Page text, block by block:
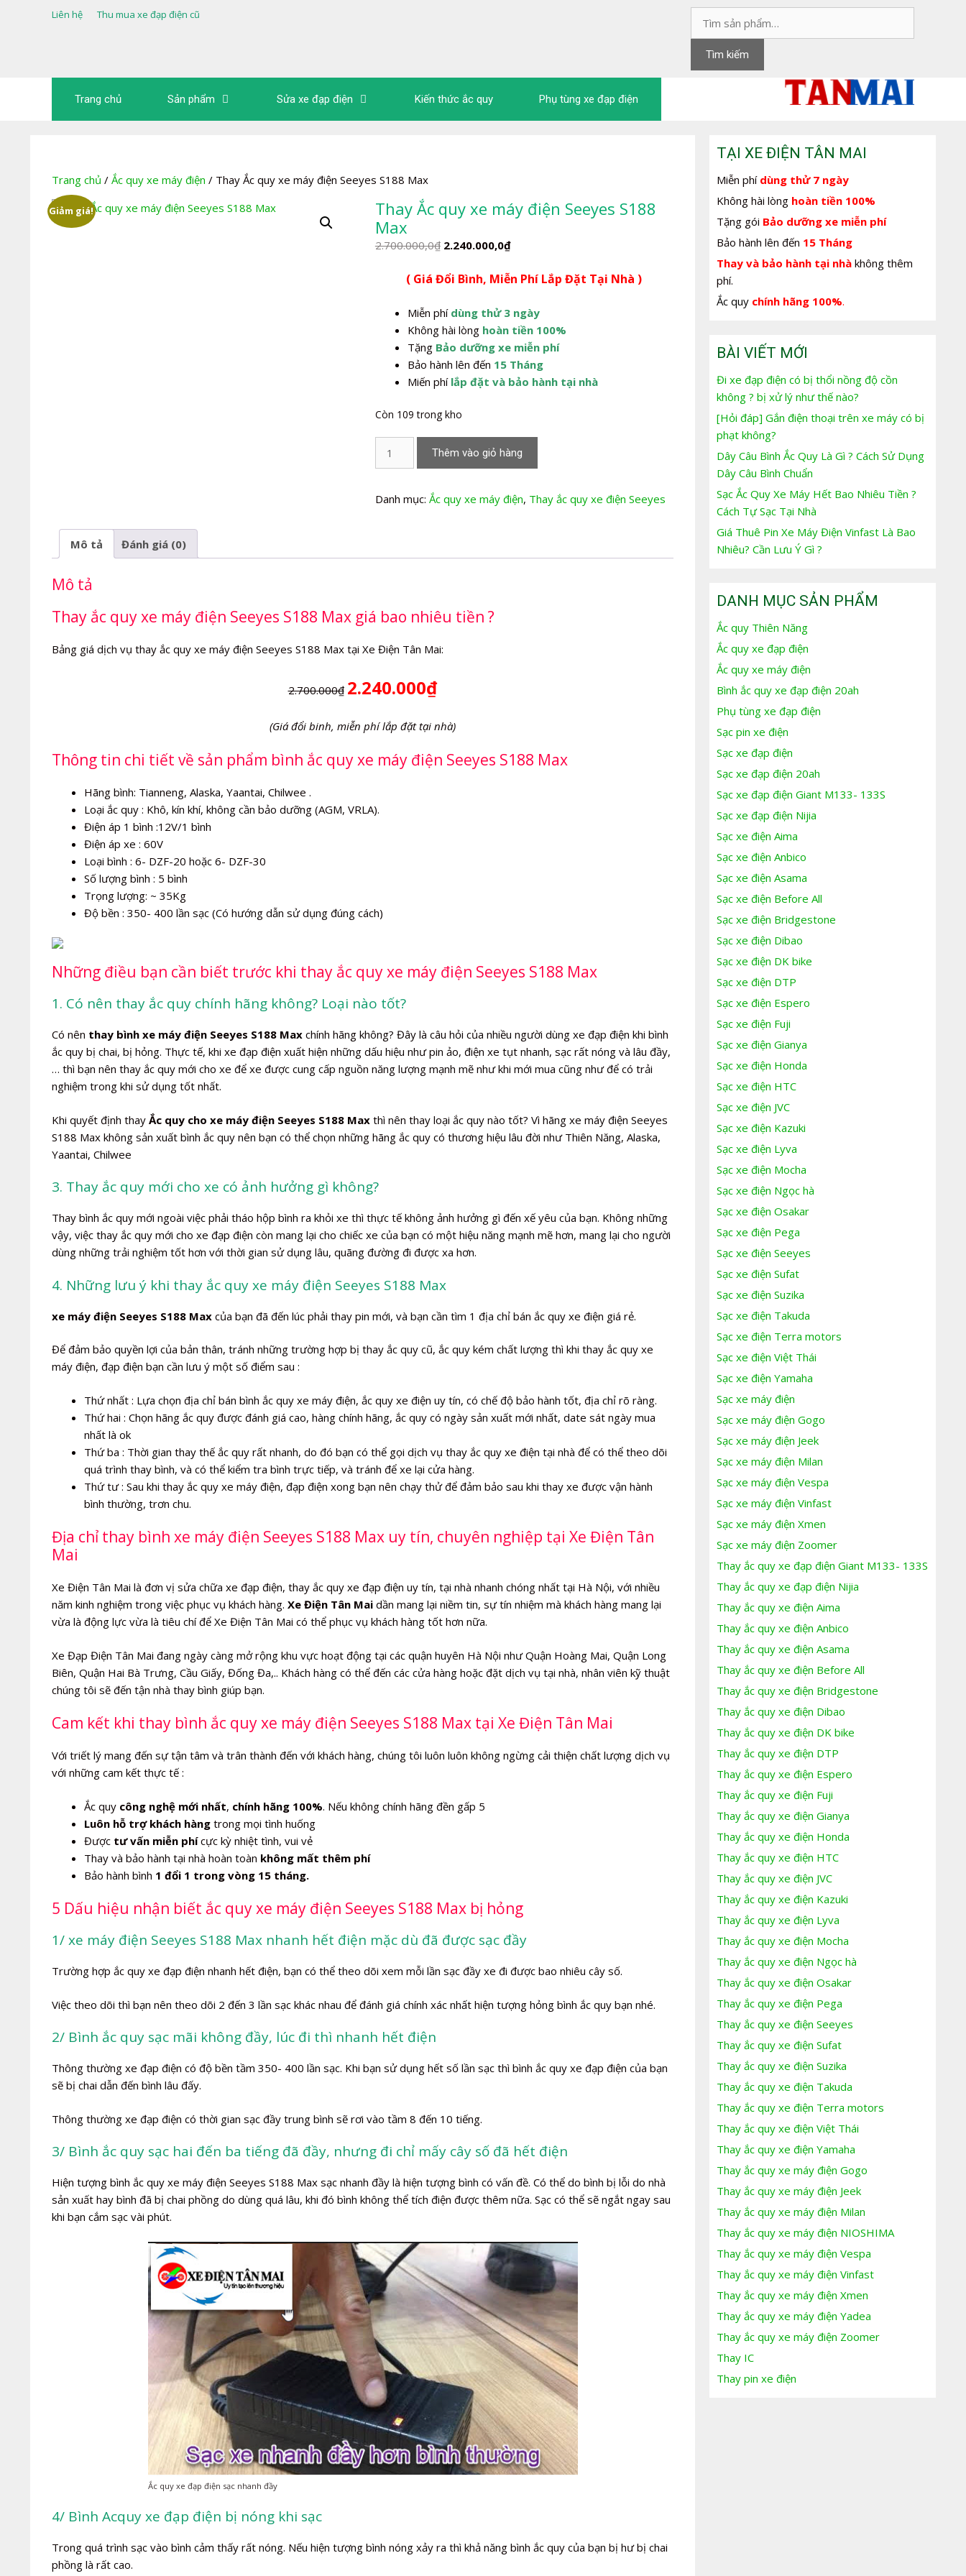
Liên hệ Thu mua xe đạp điện cũ
kiếm:
Tìm kiếm
Trang chủ Sản phẩm Sửa xe đạp điện Kiến thức ắc quy Phụ tùng xe đạp điện
Trang chủ / Ắc quy xe máy điện / Thay Ắc quy xe máy điện Seeyes S188 Max
Giảm giá!
Thay Ắc quy xe máy điện Seeyes S188
Max
2.700.000,0₫ Giá
là:
2.240.000,0₫Giá
tại
2.240.000,0₫.
( Giá Đổi Bình, Miễn Phí Lắp Đặt Tại Nhà )
Miễn phí dùng thử 3 ngày
Không hài lòng hoàn tiền 100%
Tặng Bảo dưỡng xe miễn phí
Bảo hành lên đến 15 Tháng
Miến phí lắp đặt và bảo hành tại nhà
Còn 109 trong kho
xe
lượng
Thêm vào giỏ hàng
Danh mục: Ắc quy xe máy điện, Thay ắc quy xe điện Seeyes
Mô tả Đánh giá (0)
Mô tả
Thay ắc quy xe máy điện Seeyes S188 Max giá bao nhiêu tiền ?
Bảng giá dịch vụ thay ắc quy xe máy điện Seeyes S188 Max tại Xe Điện Tân Mai:
2.700.000₫ 2.240.000₫
(Giá đổi binh, miễn phí lắp đặt tại nhà)
Thông tin chi tiết về sản phẩm bình ắc quy xe máy điện Seeyes S188 Max
Hãng bình: Tianneng, Alaska, Yaantai, Chilwee .
Loại ắc quy : Khô, kín khí, không cần bảo dưỡng (AGM, VRLA).
Điện áp 1 bình :12V/1 bình
Điện áp xe : 60V
Loại bình : 6- DZF-20 hoặc 6- DZF-30
Số lượng bình : 5 bình
Trọng lượng: ~ 35Kg
Độ bền : 350- 400 lần sạc (Có hướng dẫn sử dụng đúng cách)
Những điều bạn cần biết trước khi thay ắc quy xe máy điện Seeyes S188 Max
1. Có nên thay ắc quy chính hãng không? Loại nào tốt?
Có nên thay bình xe máy điện Seeyes S188 Max chính hãng không? Đây là câu hỏi của nhiều người dùng xe đạp điện khi bình
ắc quy bị chai, bị hỏng. Thực tế, khi xe đạp điện xuất hiện những dấu hiệu như pin ảo, điện xe tụt nhanh, sạc rất nóng và lâu đầy,
… thì bạn nên thay ắc quy mới cho xe để xe được cung cấp nguồn năng lượng mạnh mẽ như khi mới mua cũng như để có trải
nghiệm trong khi sử dụng tốt nhất.
Khi quyết định thay Ắc quy cho xe máy điện Seeyes S188 Max thì nên thay loại ắc quy nào tốt? Vì hãng xe máy điện Seeyes
S188 Max không sản xuất bình ắc quy nên bạn có thể chọn những hãng ắc quy có thương hiệu lâu đời như Thiên Năng, Alaska,
Yaantai, Chilwee
3. Thay ắc quy mới cho xe có ảnh hưởng gì không?
Thay bình ắc quy mới ngoài việc phải tháo hộp bình ra khỏi xe thì thực tế không ảnh hưởng gì đến xế yêu của bạn. Không những
vậy, việc thay ắc quy mới cho xe đạp điện còn mang lại cho chiếc xe của bạn có một hiệu năng mạnh mẽ hơn, mang lại cho người
dùng những trải nghiệm tốt hơn với thời gian sử dụng lâu, quãng đường đi được xa hơn.
4. Những lưu ý khi thay ắc quy xe máy điện Seeyes S188 Max
xe máy điện Seeyes S188 Max của bạn đã đến lúc phải thay pin mới, và bạn cần tìm 1 địa chỉ bán ắc quy xe điện giá rẻ.
Để đảm bảo quyền lợi của bản thân, tránh những trường hợp bị thay ắc quy cũ, ắc quy kém chất lượng thì khi thay ắc quy xe
máy điện, đạp điện bạn cần lưu ý một số điểm sau :
Thứ nhất : Lựa chọn địa chỉ bán bình ắc quy xe máy điện, ắc quy xe điện uy tín, có chế độ bảo hành tốt, địa chỉ rõ ràng.
Thứ hai : Chọn hãng ắc quy được đánh giá cao, hàng chính hãng, ắc quy có ngày sản xuất mới nhất, date sát ngày mua
nhất là ok
Thứ ba : Thời gian thay thế ắc quy rất nhanh, do đó bạn có thể gọi dịch vụ thay ắc quy xe điện tại nhà để có thể theo dõi
quá trình thay bình, và có thể kiểm tra bình trực tiếp, và tránh để xe lại cửa hàng.
Thứ tư : Sau khi thay ắc quy xe máy điện, đạp điện xong bạn nên chạy thử để đảm bảo sau khi thay xe được vận hành
bình thường, trơn chu.
Địa chỉ thay bình xe máy điện Seeyes S188 Max uy tín, chuyên nghiệp tại Xe Điện Tân
Mai
Xe Điện Tân Mai là đơn vị sửa chữa xe đạp điện, thay ắc quy xe đạp điện uy tín, tại nhà nhanh chóng nhất tại Hà Nội, với nhiều
năm kinh nghiệm trong việc phục vụ khách hàng. Xe Điện Tân Mai dần mang lại niềm tin, sự tín nhiệm mà khách hàng mang lại
vừa là động lực vừa là tiêu chí để Xe Điện Tân Mai có thể phục vụ khách hàng tốt hơn nữa.
Xe Đạp Điện Tân Mai đang ngày càng mở rộng khu vực hoạt động tại các quận huyên Hà Nội như Quận Hoàng Mai, Quận Long
Biên, Quận Hai Bà Trưng, Cầu Giấy, Đống Đa,.. Khách hàng có thể đến các cửa hàng hoặc đặt dịch vụ tại nhà, nhân viên kỹ thuật
chúng tôi sẽ đến tận nhà thay bình giúp bạn.
Cam kết khi thay bình ắc quy xe máy điện Seeyes S188 Max tại Xe Điện Tân Mai
Với triết lý mang đến sự tận tâm và trân thành đến với khách hàng, chúng tôi luôn luôn không ngừng cải thiện chất lượng dịch vụ
với những cam kết thực tế :
Ắc quy công nghệ mới nhất, chính hãng 100%. Nếu không chính hãng đền gấp 5
Luôn hỗ trợ khách hàng trong mọi tình huống
Được tư vấn miễn phícực kỳ nhiệt tình, vui vẻ
Thay và bảo hành tại nhà hoàn toàn không mất thêm phí
Bảo hành bình 1 đổi 1 trong vòng 15 tháng.
5 Dấu hiệu nhận biết ắc quy xe máy điện Seeyes S188 Max bị hỏng
1/ xe máy điện Seeyes S188 Max nhanh hết điện mặc dù đã được sạc đầy
Trường hợp ắc quy xe đạp điện nhanh hết điện, bạn có thể theo dõi xem mỗi lần sạc đầy xe đi được bao nhiêu cây số.
Việc theo dõi thì bạn nên theo dõi 2 đến 3 lần sạc khác nhau để đánh giá chính xác nhất hiện tượng hỏng bình ắc quy bạn nhé.
2/ Bình ắc quy sạc mãi không đầy, lúc đi thì nhanh hết điện
Thông thường xe đạp điện có độ bền tầm 350- 400 lần sạc. Khi bạn sử dụng hết số lần sạc thì bình ắc quy xe đạp điện của bạn
sẽ bị chai dẫn đến bình lâu đấy.
Thông thường xe đạp điện có thời gian sạc đầy trung bình sẽ rơi vào tầm 8 đến 10 tiếng.
3/ Bình ắc quy sạc hai đến ba tiếng đã đầy, nhưng đi chỉ mấy cây số đã hết điện
Hiện tượng bình ắc quy xe máy điện Seeyes S188 Max sạc nhanh đầy là hiện tượng bình có vấn đề. Có thể do bình bị lỗi do nhà
sản xuất hay bình đã bị chai phồng do dùng quá lâu, khi đó bình không thể tích điện được thêm nữa. Sạc có thể sẽ ngắt ngay sau
khi bạn cắm sạc vài phút.
Ắc quy xe đạp điện sạc nhanh đầy
4/ Bình Acquy xe đạp điện bị nóng khi sạc
Trong quá trình sạc vào bình cảm thấy rất nóng. Nếu hiện tượng bình nóng xảy ra thì khả năng bình ắc quy của bạn bị hư bị chai
phồng là rất cao.
TẠI XE ĐIỆN TÂN MAI
Miễn phí dùng thử 7 ngày
Không hài lòng hoàn tiền 100%
Tặng gói Bảo dưỡng xe miễn phí
Bảo hành lên đến 15 Tháng
Thay và bảo hành tại nhà không thêm
phí.
Ắc quy chính hãng 100%.
BÀI VIẾT MỚI
Đi xe đạp điện có bị thổi nồng độ cồn
không ? bị xử lý như thế nào?
[Hỏi đáp] Gắn điện thoại trên xe máy có bị
phạt không?
Dây Câu Bình Ắc Quy Là Gì ? Cách Sử Dụng
Dây Câu Bình Chuẩn
Sạc Ắc Quy Xe Máy Hết Bao Nhiêu Tiền ?
Cách Tự Sạc Tại Nhà
Giá Thuê Pin Xe Máy Điện Vinfast Là Bao
Nhiêu? Cần Lưu Ý Gì ?
DANH MỤC SẢN PHẨM
Ắc quy Thiên Năng
Ắc quy xe đạp điện
Ắc quy xe máy điện
Bình ắc quy xe đạp điện 20ah
Phụ tùng xe đạp điện
Sạc pin xe điện
Sạc xe đạp điện
Sạc xe đạp điện 20ah
Sạc xe đạp điện Giant M133- 133S
Sạc xe đạp điện Nijia
Sạc xe điện Aima
Sạc xe điện Anbico
Sạc xe điện Asama
Sạc xe điện Before All
Sạc xe điện Bridgestone
Sạc xe điện Dibao
Sạc xe điện DK bike
Sạc xe điện DTP
Sạc xe điện Espero
Sạc xe điện Fuji
Sạc xe điện Gianya
Sạc xe điện Honda
Sạc xe điện HTC
Sạc xe điện JVC
Sạc xe điện Kazuki
Sạc xe điện Lyva
Sạc xe điện Mocha
Sạc xe điện Ngọc hà
Sạc xe điện Osakar
Sạc xe điện Pega
Sạc xe điện Seeyes
Sạc xe điện Sufat
Sạc xe điện Suzika
Sạc xe điện Takuda
Sạc xe điện Terra motors
Sạc xe điện Việt Thái
Sạc xe điện Yamaha
Sạc xe máy điện
Sạc xe máy điện Gogo
Sạc xe máy điện Jeek
Sạc xe máy điện Milan
Sạc xe máy điện Vespa
Sạc xe máy điện Vinfast
Sạc xe máy điện Xmen
Sạc xe máy điện Zoomer
Thay ắc quy xe đạp điện Giant M133- 133S
Thay ắc quy xe đạp điện Nijia
Thay ắc quy xe điện Aima
Thay ắc quy xe điện Anbico
Thay ắc quy xe điện Asama
Thay ắc quy xe điện Before All
Thay ắc quy xe điện Bridgestone
Thay ắc quy xe điện Dibao
Thay ắc quy xe điện DK bike
Thay ắc quy xe điện DTP
Thay ắc quy xe điện Espero
Thay ắc quy xe điện Fuji
Thay ắc quy xe điện Gianya
Thay ắc quy xe điện Honda
Thay ắc quy xe điện HTC
Thay ắc quy xe điện JVC
Thay ắc quy xe điện Kazuki
Thay ắc quy xe điện Lyva
Thay ắc quy xe điện Mocha
Thay ắc quy xe điện Ngọc hà
Thay ắc quy xe điện Osakar
Thay ắc quy xe điện Pega
Thay ắc quy xe điện Seeyes
Thay ắc quy xe điện Sufat
Thay ắc quy xe điện Suzika
Thay ắc quy xe điện Takuda
Thay ắc quy xe điện Terra motors
Thay ắc quy xe điện Việt Thái
Thay ắc quy xe điện Yamaha
Thay ắc quy xe máy điện Gogo
Thay ắc quy xe máy điện Jeek
Thay ắc quy xe máy điện Milan
Thay ắc quy xe máy điện NIOSHIMA
Thay ắc quy xe máy điện Vespa
Thay ắc quy xe máy điện Vinfast
Thay ắc quy xe máy điện Xmen
Thay ắc quy xe máy điện Yadea
Thay ắc quy xe máy điện Zoomer
Thay IC
Thay pin xe điện